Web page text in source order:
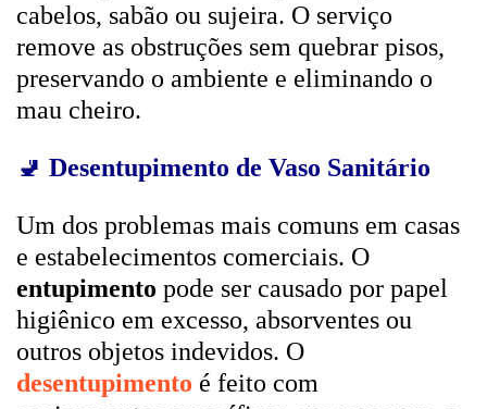
cabelos, sabão ou sujeira. O serviço
remove as obstruções sem quebrar pisos,
preservando o ambiente e eliminando o
mau cheiro.
🚽 Desentupimento de Vaso Sanitário
Um dos problemas mais comuns em casas
e estabelecimentos comerciais. O
entupimento pode ser causado por papel
higiênico em excesso, absorventes ou
outros objetos indevidos. O
desentupimento é feito com